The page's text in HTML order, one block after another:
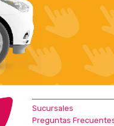
Sucursales
Preguntas